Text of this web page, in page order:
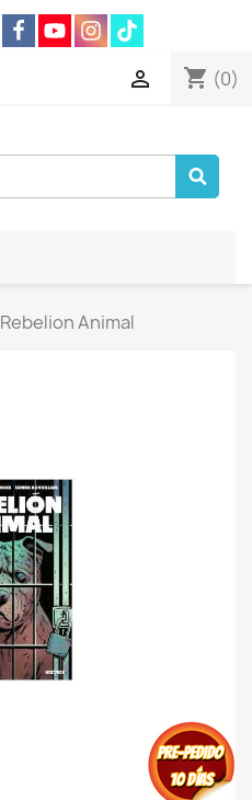
shopping_cart (0)

Rebelion Animal